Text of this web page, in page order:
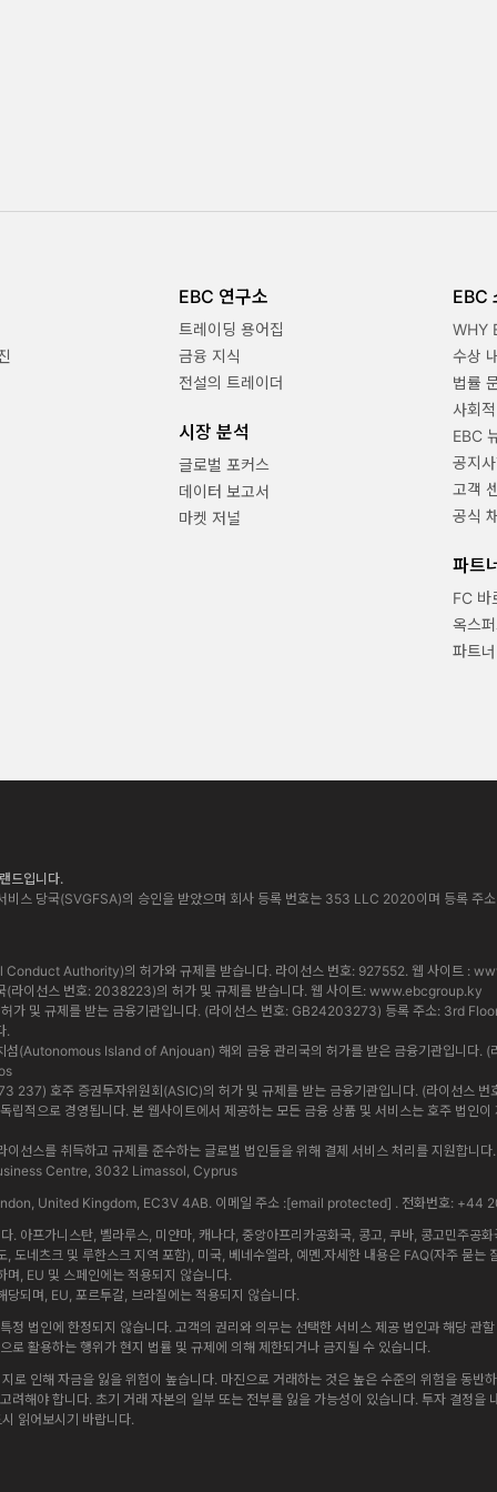
EBC 연구소
트레이딩 용어집
금융 지식
전설의 트레이더
시장 분석
글로벌 포커스
데이터 보고서
마켓 저널
EBC
WHY
수상
법률
사회
EBC
공지
고객
공식
파트
FC 바
옥스
파트
드입니다.
비스 당국(SVGFSA)의 승인을 받았으며 회사 등록 번호는 353 LLC 2020이며 등록
Authority)의 허가와 규제를 받습니다. 라이선스 번호: 927552. 웹 사이트 :
이선스 번호: 2038223)의 허가 및 규제를 받습니다. 웹 사이트: www.ebcgroup.ky
가 및 규제를 받는 금융기관입니다. (라이선스 번호: GB24203273) 등록 주소: 3rd
.
(Autonomous Island of Anjouan) 해외 금융 관리국의 허가를 받은 금융기관입니다.
호주 증권투자위원회(ASIC)의 허가 및 규제를 받는 금융기관입니다. (라이선
적으로 경영됩니다. 본 웹사이트에서 제공하는 모든 금융 상품 및 서비스는 호주 법인
스를 취득하고 규제를 준수하는 글로벌 법인들을 위해 결제 서비스 처리를 지원합니
Centre, 3032 Limassol, Cyprus
United Kingdom, EC3V 4AB. 이메일 주소 :[email protected] . 전화번호: +44
아프가니스탄, 벨라루스, 미얀마, 캐나다, 중앙아프리카공화국, 콩고, 쿠바, 콩고민주공
도네츠크 및 루한스크 지역 포함), 미국, 베네수엘라, 예멘.자세한 내용은 FAQ(자주 묻는
며, EU 및 스페인에는 적용되지 않습니다.
되며, EU, 포르투갈, 브라질에는 적용되지 않습니다.
정 법인에 한정되지 않습니다. 고객의 권리와 의무는 선택한 서비스 제공 법인과 해당 관
로 활용하는 행위가 현지 법률 및 규제에 의해 제한되거나 금지될 수 있습니다.
로 인해 자금을 잃을 위험이 높습니다. 마진으로 거래하는 것은 높은 수준의 위험을 동반
려해야 합니다. 초기 거래 자본의 일부 또는 전부를 잃을 가능성이 있습니다. 투자 결정
읽어보시기 바랍니다.